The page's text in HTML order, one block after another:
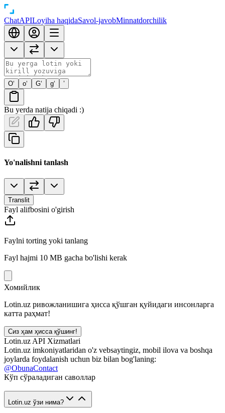
ChatAPILoyiha haqidaSavol-javobMinnatdorchilik
O‘ o‘ G‘ g‘ ’
Bu yerda natija chiqadi :)
Yo'nalishni tanlash
Translit
Fayl alifbosini o'girish
Faylni torting yoki tanlang
Fayl hajmi 10 MB gacha bo'lishi kerak
Хомийлик
Lotin.uz ривожланишига ҳисса қўшган қуйидаги инсонларга
катта раҳмат!
Сиз ҳам ҳисса қўшинг!
Lotin.uz API Xizmatlari
Lotin.uz imkoniyatlaridan o'z vebsaytingiz, mobil ilova va boshqa
joylarda foydalanish uchun biz bilan bog'laning:
@ObunaContact
Кўп сўраладиган саволлар
Lotin.uz ўзи нима?